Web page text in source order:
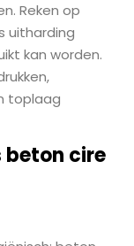
Reken op
uitharding
kan worden.
toplaag
beton cire